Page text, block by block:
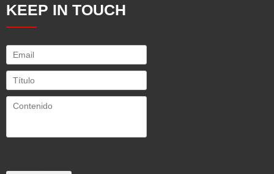
KEEP IN TOUCH